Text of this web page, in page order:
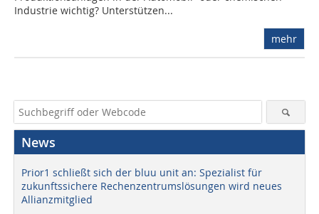
Industrie wichtig? Unterstützen...
mehr
News
Prior1 schließt sich der bluu unit an: Spezialist für
zukunftssichere Rechenzentrumslösungen wird neues
Allianzmitglied